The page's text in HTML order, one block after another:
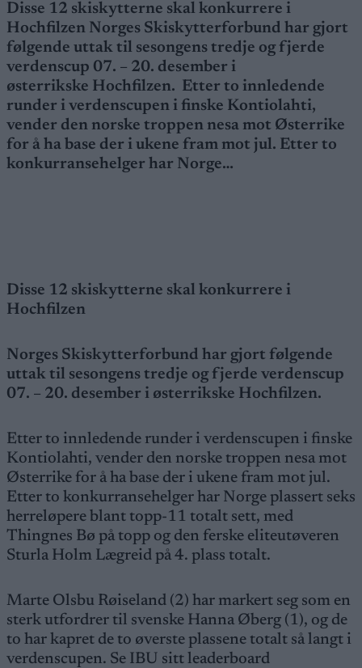
Disse 12 skiskytterne skal konkurrere i
Hochfilzen Norges Skiskytterforbund har gjort
følgende uttak til sesongens tredje og fjerde
verdenscup 07. – 20. desember i
østerrikske Hochfilzen. Etter to innledende
runder i verdenscupen i finske Kontiolahti,
vender den norske troppen nesa mot Østerrike
for å ha base der i ukene fram mot jul. Etter to
konkurransehelger har Norge…
Disse 12 skiskytterne skal konkurrere i
Hochfilzen
Norges Skiskytterforbund har gjort følgende
uttak til sesongens tredje og fjerde verdenscup
07. – 20. desember i østerrikske Hochfilzen.
Etter to innledende runder i verdenscupen i finske
Kontiolahti, vender den norske troppen nesa mot
Østerrike for å ha base der i ukene fram mot jul.
Etter to konkurransehelger har Norge plassert seks
herreløpere blant topp-11 totalt sett, med
Thingnes Bø på topp og den ferske eliteutøveren
Sturla Holm Lægreid på 4. plass totalt.
Marte Olsbu Røiseland (2) har markert seg som en
sterk utfordrer til svenske Hanna Øberg (1), og de
to har kapret de to øverste plassene totalt så langt i
verdenscupen. Se IBU sitt leaderboard